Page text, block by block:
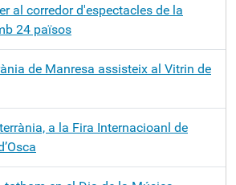
al corredor d'espectacles de la
24 països
de Manresa assisteix al Vitrin de
a la Fira Internacioanl de